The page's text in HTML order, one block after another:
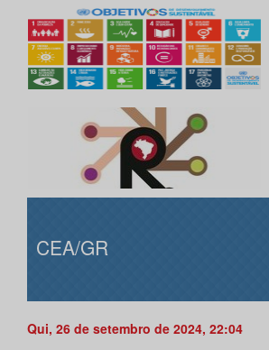
CEA/GR
Qui, 26 de setembro de 2024, 22:04